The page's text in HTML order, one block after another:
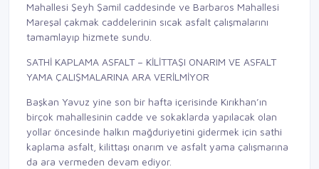
Mahallesi Şeyh Şamil caddesinde ve Barbaros Mahallesi
Mareşal çakmak caddelerinin sıcak asfalt çalışmalarını
tamamlayıp hizmete sundu.
SATHİ KAPLAMA ASFALT – KİLİTTAŞI ONARIM VE ASFALT
YAMA ÇALIŞMALARINA ARA VERİLMİYOR
Başkan Yavuz yine son bir hafta içerisinde Kırıkhan’ın
birçok mahallesinin cadde ve sokaklarda yapılacak olan
yollar öncesinde halkın mağduriyetini gidermek için sathi
kaplama asfalt, kilittaşı onarım ve asfalt yama çalışmarına
da ara vermeden devam ediyor.